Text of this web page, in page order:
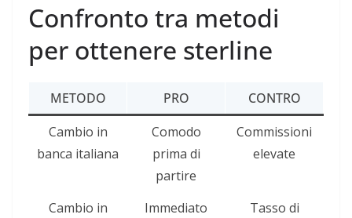
Confronto tra metodi
per ottenere sterline
METODO PRO
CONTRO
Cambio in
banca italiana
Comodo
prima di
partire
Commissioni
elevate
Cambio in
Immediato
Tasso di